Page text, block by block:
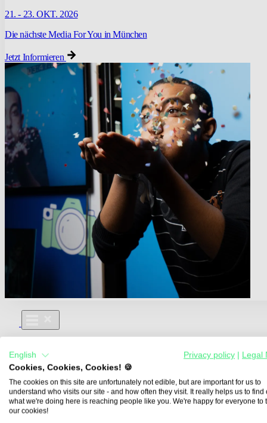
21. - 23. OKT. 2026
Die nächste Media For You in München
Jetzt Informieren
Aus- und Weiterbildungen
Für Lehre & Ausbildung
Media For You
Über Uns
English Privacy policy
Legal
Cookies, Cookies, Cookies! 🍪
The cookies on this site are unfortunately not edible, but are important for us to
understand who visits our site - and how often they visit. It really helps us to find
what we're doing here is reaching people like you. We're happy for everyone to
our cookies!